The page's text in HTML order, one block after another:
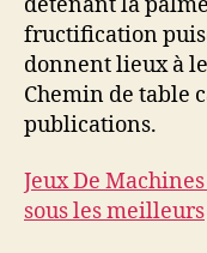
fructification
donnent lieux à
Chemin de table
publications.
Jeux De
sous les meilleurs